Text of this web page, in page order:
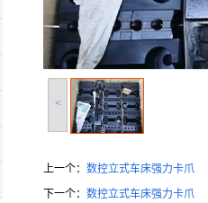
<
上一个： 数控立式车床强力卡爪
下一个： 数控立式车床强力卡爪